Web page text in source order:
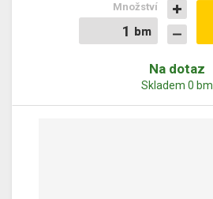
bm
bm
Množství
Na dotaz
Skladem 0 bm